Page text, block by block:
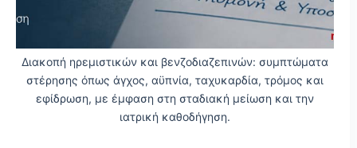
Διακοπή ηρεμιστικών και βενζοδιαζεπινών: συμπτώματα
στέρησης όπως άγχος, αϋπνία, ταχυκαρδία, τρόμος και
εφίδρωση, με έμφαση στη σταδιακή μείωση και την
ιατρική καθοδήγηση.